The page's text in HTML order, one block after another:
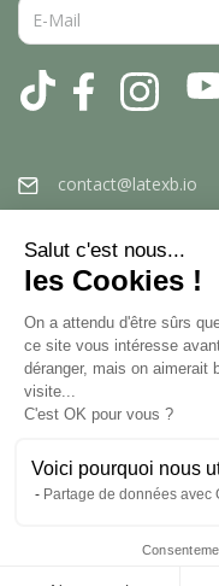
Facebook
Tiktok
contact@latexb.io
Salut c'est nous...
les Cookies !
On a attendu d'être sûrs
ce site vous intéresse
déranger, mais on aimerait
visite...
C'est OK pour vous ?
Voici pourquoi nous
Partage de données avec